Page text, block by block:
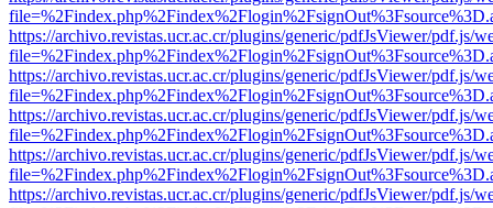
https://archivo.revistas.ucr.ac.cr/plugins/generic/pdfJsViewer/pdf.js/
https://archivo.revistas.ucr.ac.cr/plugins/generic/pdfJsViewer/pdf.js/
https://archivo.revistas.ucr.ac.cr/plugins/generic/pdfJsViewer/pdf.js/
https://archivo.revistas.ucr.ac.cr/plugins/generic/pdfJsViewer/pdf.js/
https://archivo.revistas.ucr.ac.cr/plugins/generic/pdfJsViewer/pdf.js/